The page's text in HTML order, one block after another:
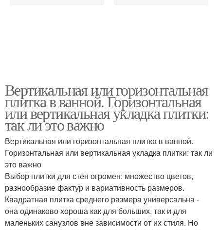
Вертикальная или горизонтальная
плитка в ванной. Горизонтальная
или вертикальная укладка плитки:
так ли это важно
Вертикальная или горизонтальная плитка в ванной.
Горизонтальная или вертикальная укладка плитки: так ли
это важно
Выбор плитки для стен огромен: множество цветов,
разнообразие фактур и вариативность размеров.
Квадратная плитка среднего размера универсальна -
она одинаково хороша как для больших, так и для
маленьких санузлов вне зависимости от их стиля. Но